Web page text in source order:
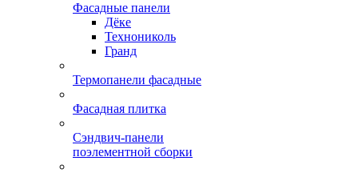
Фасадные панели
Дёке
Технониколь
Гранд
Термопанели фасадные
Фасадная плитка
Сэндвич-панели
поэлементной сборки